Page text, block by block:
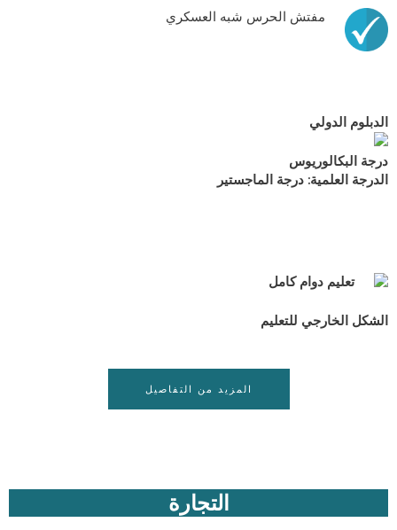
مفتش الحرس شبه العسكري
الدبلوم الدولي
درجة البكالوريوس
الدرجة العلمية: درجة الماجستير
تعليم دوام كامل
الشكل الخارجي للتعليم
المزيد من التفاصيل
التجارة